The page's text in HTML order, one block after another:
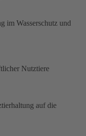
im Wasserschutz und
Nutztiere
auf die